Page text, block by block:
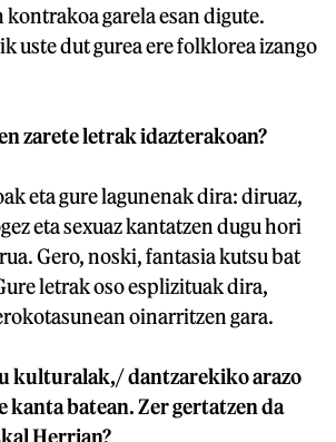
garela esan digute.
uste dut gurea ere folklorea izango
zarete letrak idazterakoan?
eta gure lagunenak dira: diruaz,
eta sexuaz kantatzen dugu hori
Gero, noski, fantasia kutsu bat
letrak oso esplizituak dira,
oinarritzen gara.
kulturalak,/ dantzarekiko arazo
kanta batean. Zer gertatzen da
Herrian?